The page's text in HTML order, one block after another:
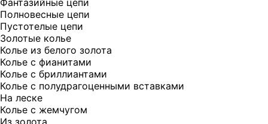
Фантазийные цепи
Полновесные цепи
Пустотелые цепи
Золотые колье
Колье из белого золота
Колье с фианитами
Колье с бриллиантами
Колье с полудрагоценными вставками
На леске
Колье с жемчугом
Из золота